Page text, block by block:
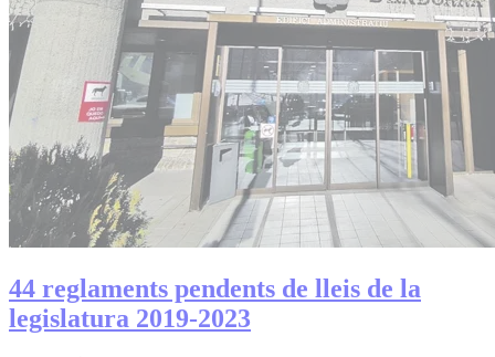
44 reglaments pendents de lleis de la
legislatura 2019-2023